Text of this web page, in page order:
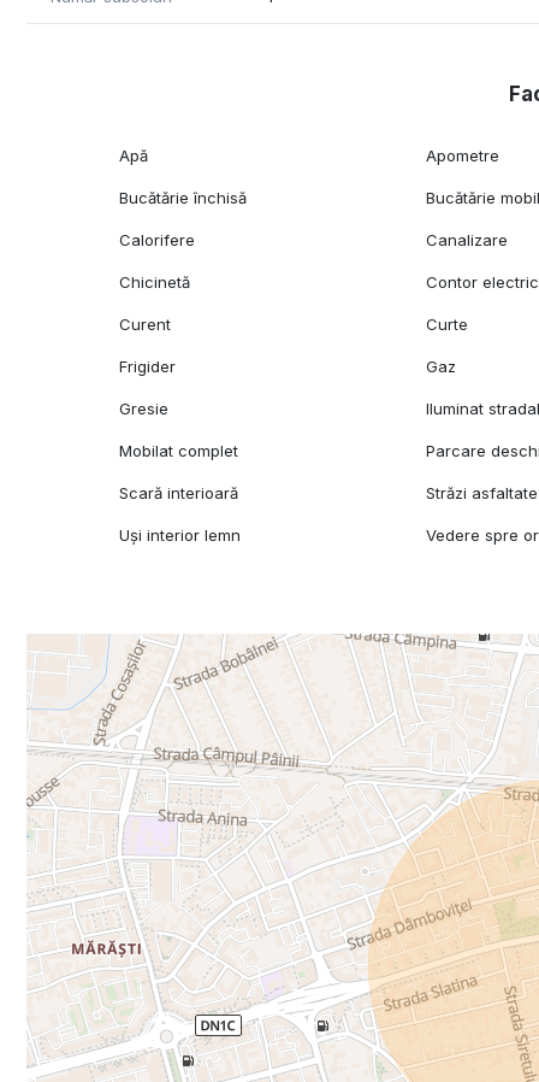
Apă Apometre
Bucătărie închisă Bucătărie
Calorifere Canalizare
Chicinetă Contor electric
Curent Curte
Frigider Gaz
Gresie Iluminat stradal
Mobilat complet Parcare
Scară interioară Străzi asfaltate
Uși interior lemn Vedere spre